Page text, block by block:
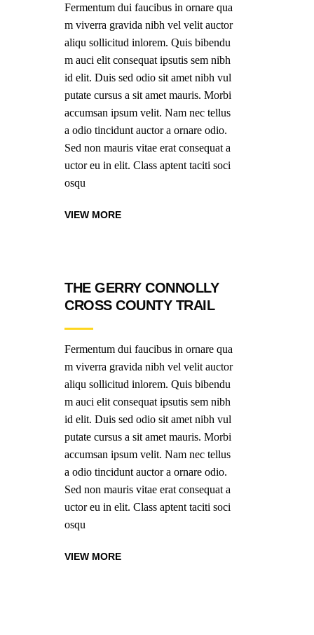
Fermentum dui faucibus in ornare qua
m viverra gravida nibh vel velit auctor
aliqu sollicitud inlorem. Quis bibendu
m auci elit consequat ipsutis sem nibh
id elit. Duis sed odio sit amet nibh vul
putate cursus a sit amet mauris. Morbi
accumsan ipsum velit. Nam nec tellus
a odio tincidunt auctor a ornare odio.
Sed non mauris vitae erat consequat a
uctor eu in elit. Class aptent taciti soci
osqu
VIEW MORE
THE GERRY CONNOLLY
CROSS COUNTY TRAIL
Fermentum dui faucibus in ornare qua
m viverra gravida nibh vel velit auctor
aliqu sollicitud inlorem. Quis bibendu
m auci elit consequat ipsutis sem nibh
id elit. Duis sed odio sit amet nibh vul
putate cursus a sit amet mauris. Morbi
accumsan ipsum velit. Nam nec tellus
a odio tincidunt auctor a ornare odio.
Sed non mauris vitae erat consequat a
uctor eu in elit. Class aptent taciti soci
osqu
VIEW MORE